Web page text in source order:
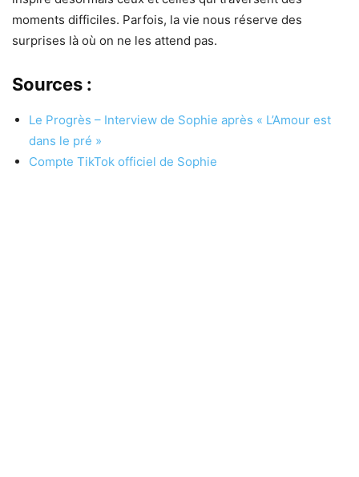
moments difficiles. Parfois, la vie nous réserve des
surprises là où on ne les attend pas.
Sources :
Le Progrès – Interview de Sophie après « L’Amour est
dans le pré »
Compte TikTok officiel de Sophie